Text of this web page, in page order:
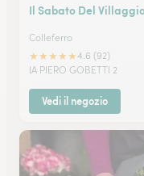
Il Sabato Del
Colleferro
★★★★★4.6 (92)
IA PIERO GOBETTI 2
Vedi il negozio